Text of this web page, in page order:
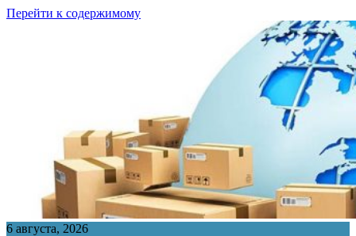
Перейти к содержимому
6 августа, 2026